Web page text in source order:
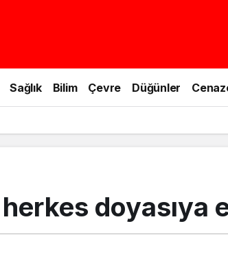
Sağlık Bilim Çevre Düğünler
doyasıya